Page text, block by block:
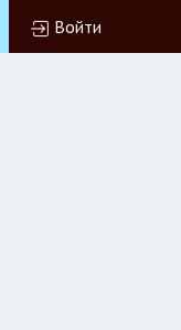
Войти